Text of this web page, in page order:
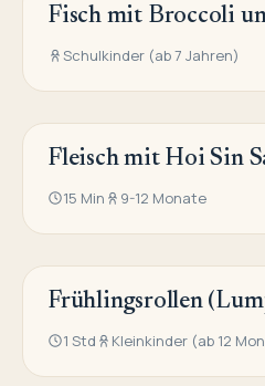
ASIATISCHE KÜCHE
Fisch mit Broccoli
Schulkinder (ab 7 Jahren)
ASIATISCHE KÜCHE
Fleisch mit Hoi Sin
15 Min 9-12 Monate
ASIATISCHE KÜCHE
Frühlingsrollen
1 Std Kleinkinder (ab 12